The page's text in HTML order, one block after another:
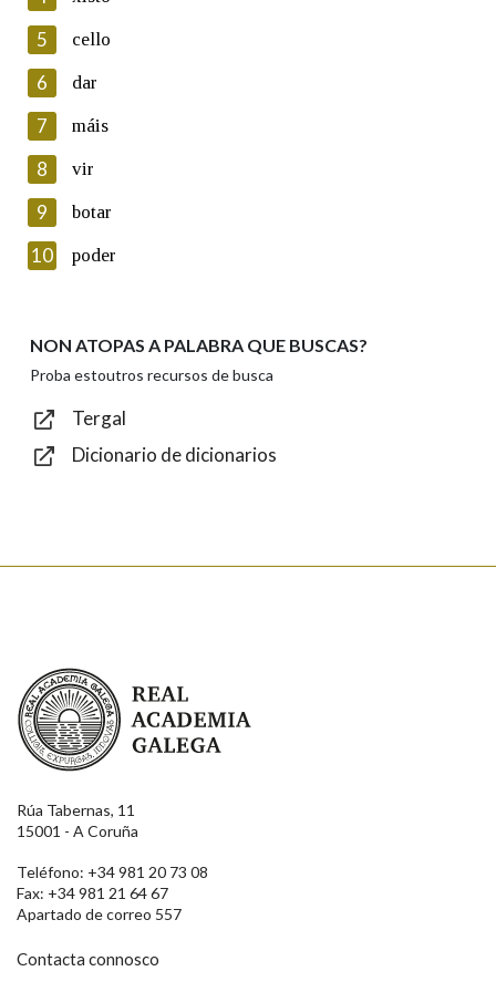
Lin e acepto as condicións da política de
Introduce o código que aparece na imaxe:
Texto de verificación
Enviar
5 cello
6 dar
7 máis
8 vir
9 botar
10 poder
NON ATOPAS A PALABRA QUE BUSCAS?
Proba estoutros recursos de busca
Tergal
Dicionario de dicionarios
Real Academia Galega
Rúa Tabernas, 11
15001 - A Coruña
Teléfono: +34 981 20 73 08
Fax: +34 981 21 64 67
Apartado de correo 557
Contacta connosco